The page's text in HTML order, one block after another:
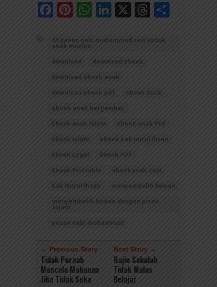
Facebook
Pinterest
WhatsApp
LinkedIn
X Threads
33 pesan nabi muhammad saw untuk
anak muslim
download
download ebook
download ebook anak
download ebook pdf
ebook anak
ebook anak bergambar
Ebook Anak Islam
ebook anak PDF
Ebook Islam
ebook kak nurul ihsan
Ebook Legal
Ebook PDF
Ebook Printable
ebookanak.com
Kak Nurul Ihsan
menyembelih hewan
menyembelih hewan dengan pisau
tajam
pesan nabi muhammad
← Previous Story
Tidak Pernah
Mencela Makanan
Jika Tidak Suka
Next Story →
Rajin Sekolah
Tidak Malas
Belajar